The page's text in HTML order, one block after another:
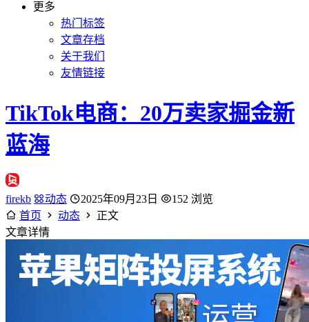
更多
热门标签
文章存档
关于我们
友情链接
TikTok电商：20万卖家掘金新
蓝海
firekb 动态 2025年09月23日
152 浏览
首页
动态
正文
文章详情